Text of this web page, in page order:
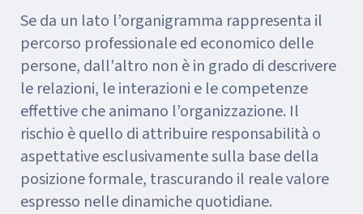
Se da un lato l’organigramma rappresenta il
percorso professionale ed economico delle
persone, dall'altro non è in grado di descrivere
le relazioni, le interazioni e le competenze
effettive che animano l’organizzazione. Il
rischio è quello di attribuire responsabilità o
aspettative esclusivamente sulla base della
posizione formale, trascurando il reale valore
espresso nelle dinamiche quotidiane.